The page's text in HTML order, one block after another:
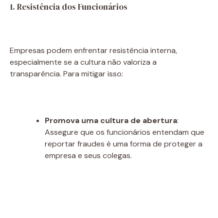
1. Resistência dos Funcionários
Empresas podem enfrentar resistência interna,
especialmente se a cultura não valoriza a
transparência. Para mitigar isso:
Promova uma cultura de abertura:
Assegure que os funcionários entendam que
reportar fraudes é uma forma de proteger a
empresa e seus colegas.